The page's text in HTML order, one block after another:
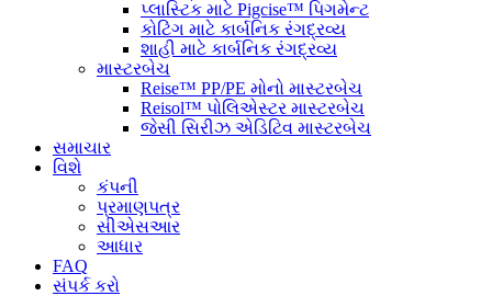
પ્લાસ્ટિક માટે Pigcise™ પિગમેન્ટ
કોટિંગ માટે કાર્બનિક રંગદ્રવ્ય
શાહી માટે કાર્બનિક રંગદ્રવ્ય
માસ્ટરબેચ
Reise™ PP/PE મોનો માસ્ટરબેચ
Reisol™ પોલિએસ્ટર માસ્ટરબેચ
જેસી સિરીઝ એડિટિવ માસ્ટરબેચ
સમાચાર
વિશે
કંપની
પ્રમાણપત્ર
સીએસઆર
આધાર
FAQ
સંપર્ક કરો